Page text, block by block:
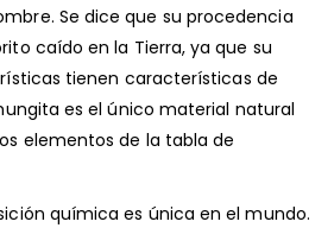
Se dice que su procedencia
caído en la Tierra, ya que su
tienen características de
es el único material natural
elementos de la tabla de
química es única en el mundo.